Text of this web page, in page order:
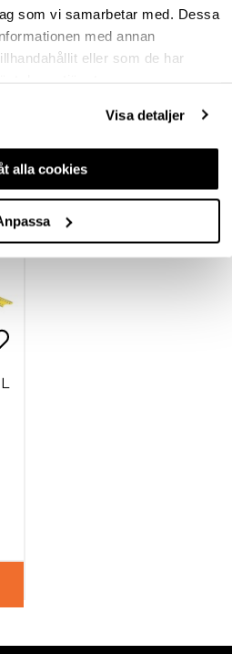
som vi samarbetar med. Dessa
med annan
eller som de har
Visa detaljer
alla cookies
700432
491,25 kr inkl. moms